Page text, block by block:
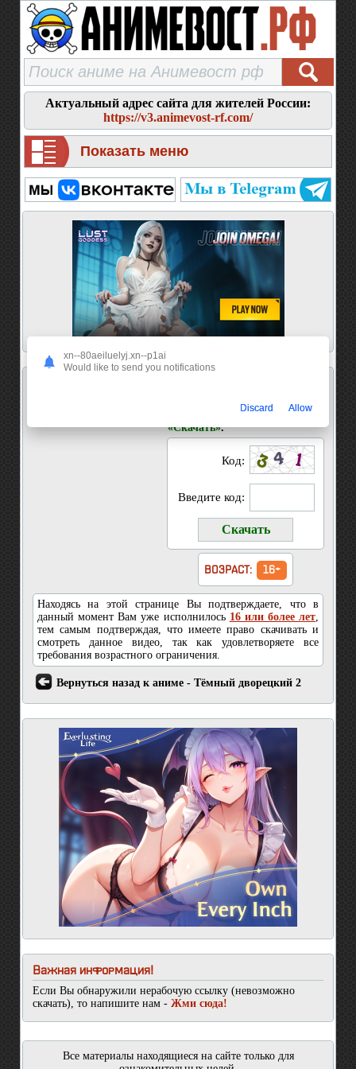
Актуальный адрес сайта для жителей России:
https://v3.animevost-rf.com/
Показать меню
Введите код показанный на
картинке и нажмите кнопку
«Скачать».
Код:
Введите код:
ВОЗРАСТ: 16+
Находясь на этой странице Вы подтверждаете, что в
данный момент Вам уже исполнилось 16 или более лет,
тем самым подтверждая, что имеете право скачивать и
смотреть данное видео, так как удовлетворяете все
требования возрастного ограничения.
Вернуться назад к аниме - Тёмный дворецкий 2
Важная информация!
Если Вы обнаружили нерабочую ссылку (невозможно
скачать), то напишите нам - Жми сюда!
Все материалы находящиеся на сайте только для
xn--80aeiluelyj.xn--p1ai
Would like to send you notifications
Discard Allow